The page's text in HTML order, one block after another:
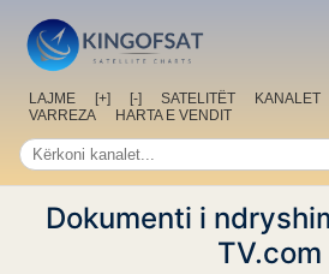
LAJME [+] [-] SATELITËT KANALET
VARREZA
HARTA E VENDIT
Dokumenti i
TV.com